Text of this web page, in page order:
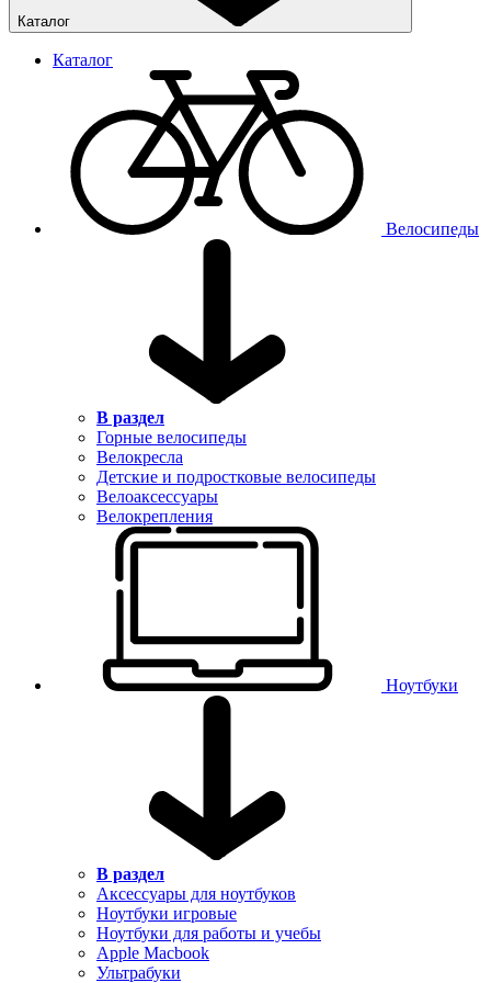
Каталог
Каталог
Велосипеды
В раздел
Горные велосипеды
Велокресла
Детские и подростковые велосипеды
Велоаксессуары
Велокрепления
Ноутбуки
В раздел
Аксессуары для ноутбуков
Ноутбуки игровые
Ноутбуки для работы и учебы
Apple Macbook
Ультрабуки